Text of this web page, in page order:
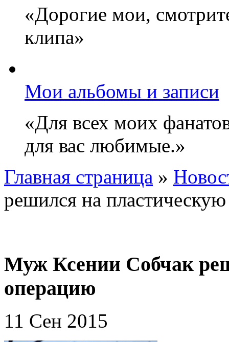
«Дорогие мои,
клипа»
Мои альбомы и записи
«Для всех моих
для вас любимые.»
Главная страница »
решился на
Муж Ксении Собчак
операцию
11 Сен 2015